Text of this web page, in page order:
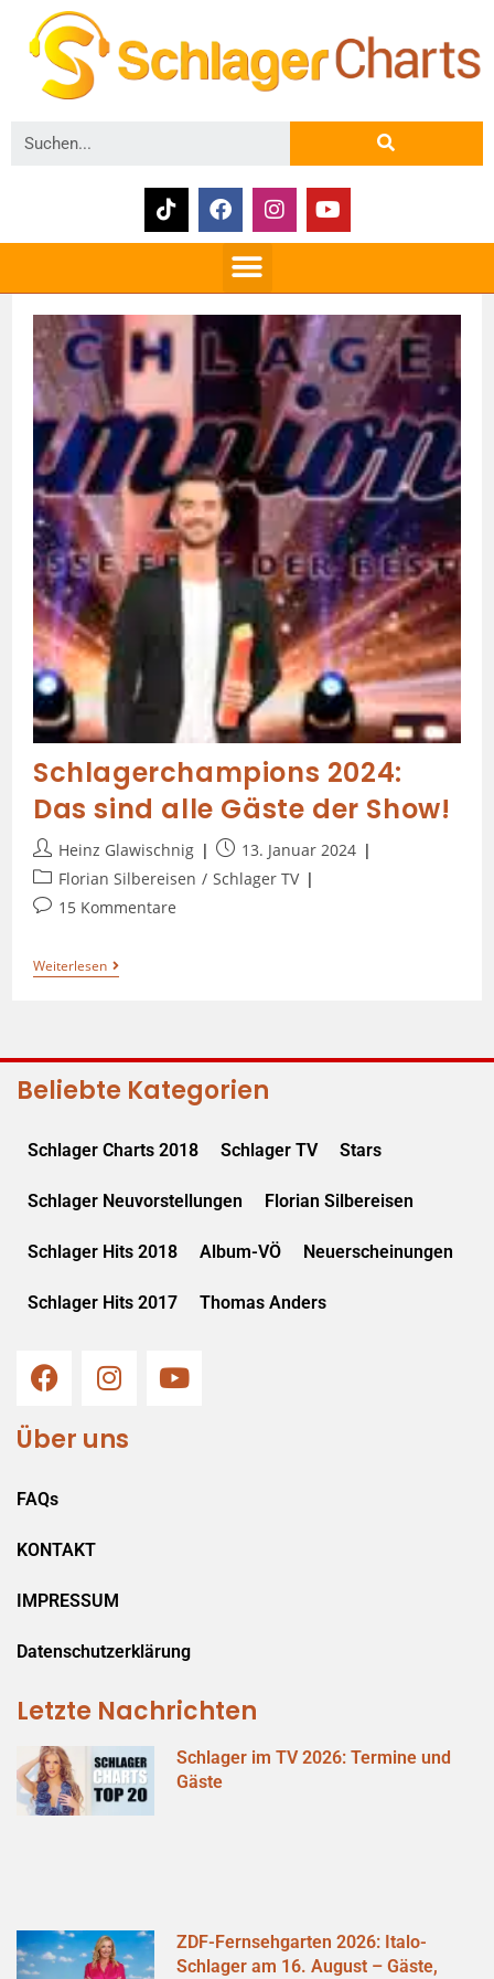
Schlagerchampions 2024:
Das sind alle Gäste der Show!
Heinz Glawischnig
13. Januar 2024
Florian Silbereisen / Schlager TV
15 Kommentare
Weiterlesen
Beliebte Kategorien
Schlager Charts 2018 Schlager TV Stars
Schlager Neuvorstellungen Florian Silbereisen
Schlager Hits 2018 Album-VÖ Neuerscheinungen
Schlager Hits 2017 Thomas Anders
Über uns
FAQs
KONTAKT
IMPRESSUM
Datenschutzerklärung
Letzte Nachrichten
Schlager im TV 2026: Termine und
Gäste
ZDF-Fernsehgarten 2026: Italo-
Schlager am 16. August – Gäste,